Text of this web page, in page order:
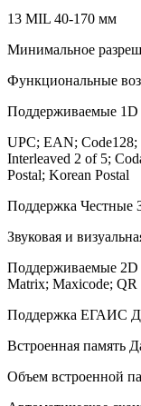
13 MIL 40-170 мм
Минимальное
Функциональные
Поддерживаемые
UPC; EAN; Code128;
Interleaved 2 of 5;
Postal; Korean Postal
Поддержка Честные
Звуковая и
Поддерживаемые 2D
Matrix; Maxicode;
Поддержка ЕГАИС
Встроенная память
Объем встроенной